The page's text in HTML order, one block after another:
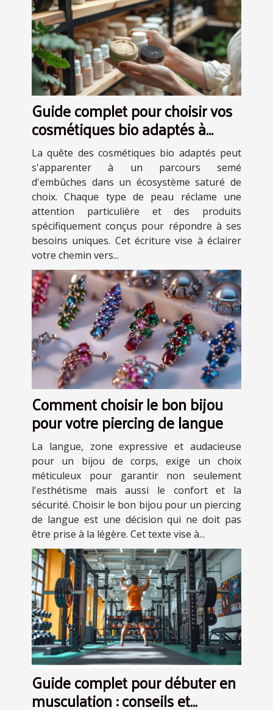
Guide complet pour choisir vos
cosmétiques bio adaptés à
chaque type de peau
La quête des cosmétiques bio adaptés peut
s'apparenter à un parcours semé
d'embûches dans un écosystème saturé de
choix. Chaque type de peau réclame une
attention particulière et des produits
spécifiquement conçus pour répondre à ses
besoins uniques. Cet écriture vise à éclairer
votre chemin vers...
Comment choisir le bon bijou
pour votre piercing de langue
La langue, zone expressive et audacieuse
pour un bijou de corps, exige un choix
méticuleux pour garantir non seulement
l'esthétisme mais aussi le confort et la
sécurité. Choisir le bon bijou pour un piercing
de langue est une décision qui ne doit pas
être prise à la légère. Cet texte vise à...
Guide complet pour débuter en
musculation : conseils et